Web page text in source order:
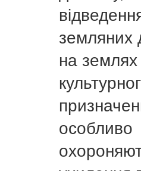
земляних
на землях
особливо